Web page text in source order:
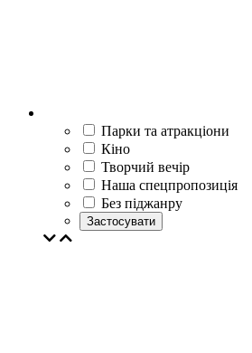
Парки та атракціони
Кіно
Творчий вечір
Наша спецпропозиція
Без піджанру
Застосувати